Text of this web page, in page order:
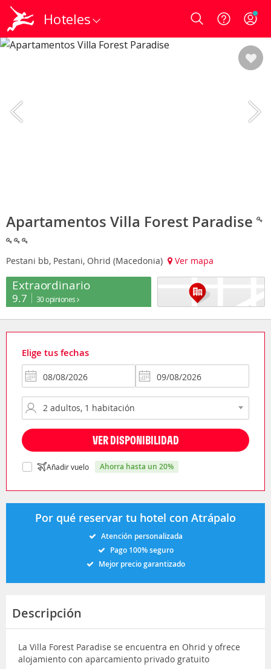
Hoteles Login
Apartamentos Villa Forest Paradise
Pestani bb, Pestani, Ohrid (Macedonia) Ver mapa
Extraordinario
9.7 30 opiniones
Elige tus fechas
VER DISPONIBILIDAD
Añadir vuelo ahorra hasta un 20%
Por qué reservar tu hotel con Atrápalo
Atención personalizada
Pago 100% seguro
Mejor precio garantizado
Descripción
La Villa Forest Paradise se encuentra en Ohrid y ofrece
alojamiento con aparcamiento privado gratuito